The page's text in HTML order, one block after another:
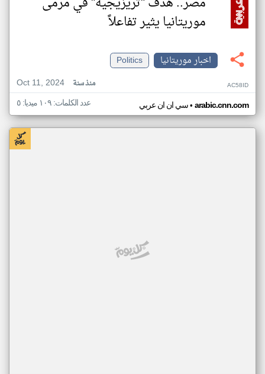
موريتانيا يثير تفاعلاً
اخبار موريتانيا
Politics
Oct 11, 2024
منذ سنة AC58ID
سي ان ان عربي• arabic.cnn.com عدد الكلمات: ١٠٩ ميديا: ٥